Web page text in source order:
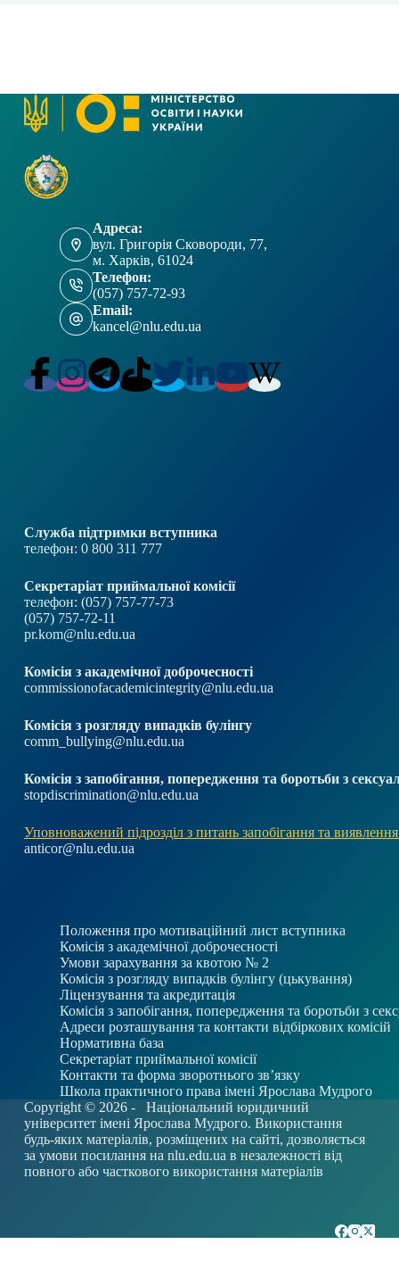
Адреса:
вул. Григорія Сковороди, 77,
м. Харків, 61024
Телефон:
(057) 757-72-93
Email:
kancel@nlu.edu.ua
Служба підтримки вступника
телефон: 0 800 311 777
Секретаріат приймальної комісії
телефон: (057) 757-77-73
(057) 757-72-11
pr.kom@nlu.edu.ua
Комісія з академічної доброчесності
commissionofacademicintegrity@nlu.edu.ua
Комісія з розгляду випадків булінгу
comm_bullying@nlu.edu.ua
Комісія з запобігання, попередження та боротьби з
stopdiscrimination@nlu.edu.ua
Уповноважений підрозділ з питань запобігання та виявлення
anticor@nlu.edu.ua
Положення про мотиваційний лист вступника
Комісія з академічної доброчесності
Умови зарахування за квотою № 2
Комісія з розгляду випадків булінгу (цькування)
Ліцензування та акредитація
Комісія з запобігання, попередження та боротьби з
Адреси розташування та контакти відбіркових комісій
Нормативна база
Секретаріат приймальної комісії
Контакти та форма зворотнього зв’язку
Школа практичного права імені Ярослава Мудрого
Copyright © 2026 - Національний юридичний
університет імені Ярослава Мудрого. Використання
будь-яких матеріалів, розміщених на сайті, дозволяється
за умови посилання на nlu.edu.ua в незалежності від
повного або часткового використання матеріалів